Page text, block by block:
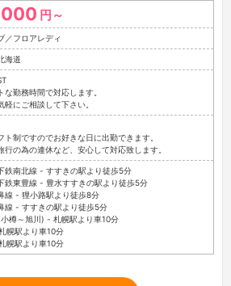
円～
／フロアレディ
海道
な勤務時間で対応します。
軽にご相談して下さい。
ト制ですのでお好きな日に出勤できます。
行の為の連休など、安心して対応致します。
鉄南北線 - すすきの駅より徒歩5分
鉄東豊線 - 豊水すすきの駅より徒歩5分
線 - 狸小路駅より徒歩8分
線 - すすきの駅より徒歩5分
樽～旭川) - 札幌駅より車10分
幌駅より車10分
幌駅より車10分